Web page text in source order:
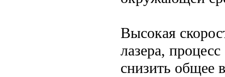
Высокая
лазера,
снизить общее